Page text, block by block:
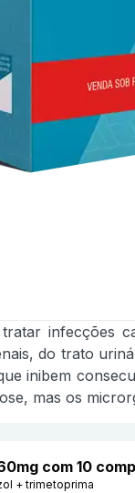
infecções
do trato
inibem
mas os
com 10
+ trimetoprima